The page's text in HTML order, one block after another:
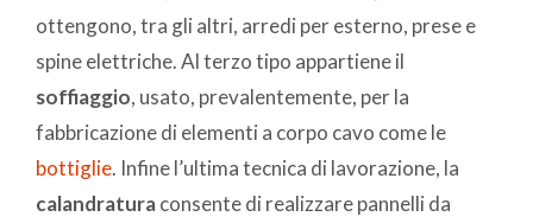
ottengono, tra gli altri, arredi per esterno, prese e
spine elettriche. Al terzo tipo appartiene il
soffiaggio, usato, prevalentemente, per la
fabbricazione di elementi a corpo cavo come le
bottiglie. Infine l’ultima tecnica di lavorazione, la
calandraturaconsente di realizzare pannelli da